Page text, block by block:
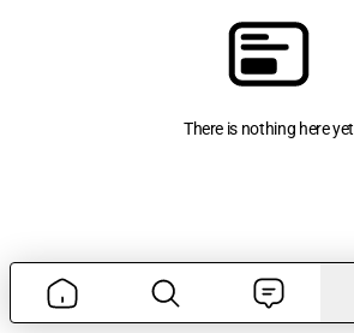
There is nothing here yet